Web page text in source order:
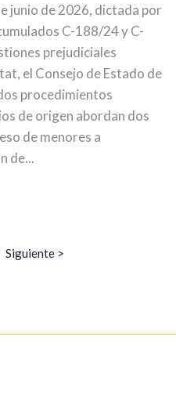
junio de 2026, dictada por
C-188/24 y C-
prejudiciales
el Consejo de Estado de
procedimientos
de origen abordan dos
de menores a
de...
Siguiente >